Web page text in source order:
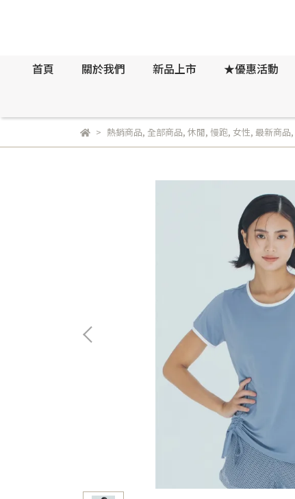
首頁 關於我們 新品上市 ★優惠活動
熱銷商品, 全部商品, 休閒, 慢跑, 女性, 最新商品,